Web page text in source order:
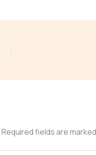
Required fields are marked